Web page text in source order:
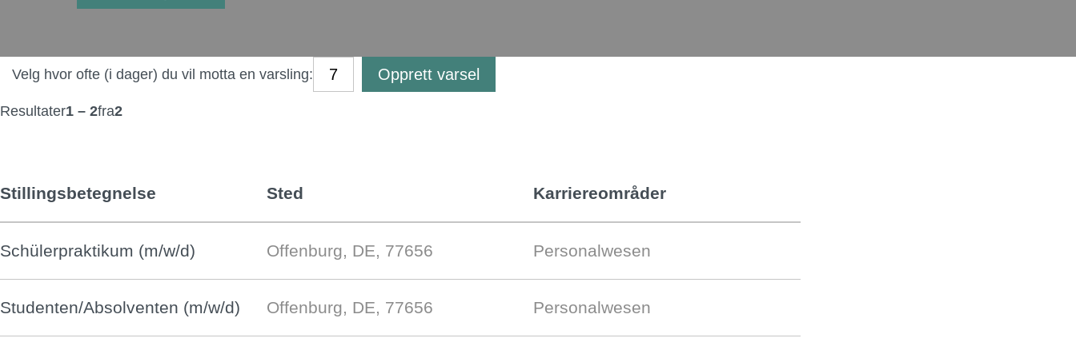
Velg hvor ofte (i dager) du vil motta en varsling: Opprett varsel
Resultater1 – 2fra2
Stillingsbetegnelse Sted Karriereområder
Schülerpraktikum (m/w/d) Offenburg, DE, 77656 Personalwesen
Studenten/Absolventen (m/w/d) Offenburg, DE, 77656 Personalwesen